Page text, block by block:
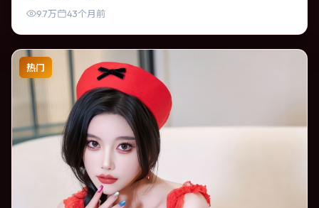
物动机清晰，适合喜欢强情节与细腻表演的观众。
9.7万 43个月前
热门